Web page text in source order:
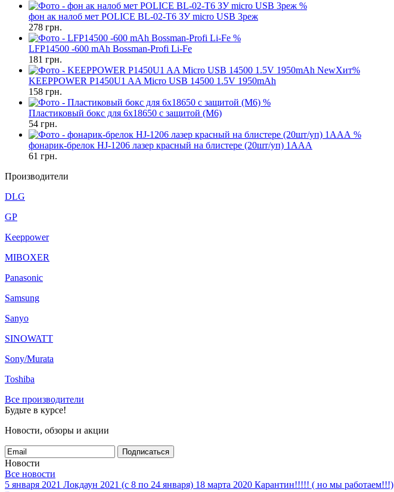
%
фон ак налоб мет POLICE BL-02-T6 ЗУ micro USB 3реж
278 грн.
%
LFP14500 -600 mAh Bossman-Profi Li-Fe
181 грн.
NewХит%
KEEPPOWER P1450U1 AA Micro USB 14500 1.5V 1950mAh
158 грн.
%
Пластиковый бокс для 6x18650 с защитой (M6)
54 грн.
%
фонарик-брелок HJ-1206 лазер красный на блистере (20шт/уп) 1AAA
61 грн.
Производители
DLG
GP
Keeppower
MIBOXER
Panasonic
Samsung
Sanyo
SINOWATT
Sony/Murata
Toshiba
Все производители
Будьте в курсе!
Новости, обзоры и акции
Подписаться
Новости
Все новости
5 января 2021 Локдаун 2021 (с 8 по 24 января) 18 марта 2020 Карантин!!!!! ( но мы работаем!!!)